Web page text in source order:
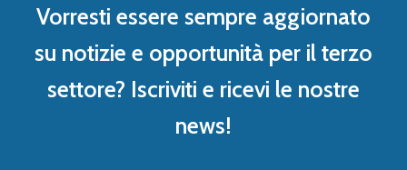
Vorresti essere sempre aggiornato
su notizie e opportunità per il terzo
settore? Iscriviti e ricevi le nostre
news!